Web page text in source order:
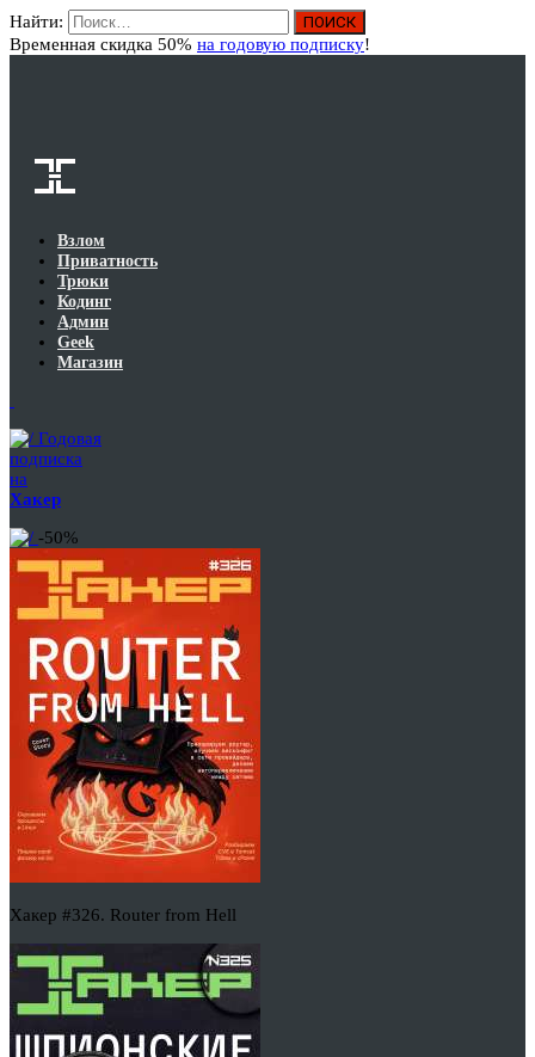
Найти:
Временная скидка 50% на годовую подписку!
Взлом
Приватность
Трюки
Кодинг
Админ
Geek
Магазин
Годовая
подписка
на
Хакер
-50%
Хакер #326. Router from Hell